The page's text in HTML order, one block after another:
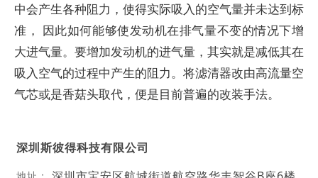
中会产生各种阻力，使得实际吸入的空气量并未达到标
准， 因此如何能够使发动机在排气量不变的情况下增
大进气量。要增加发动机的进气量，其实就是减低其在
吸入空气的过程中产生的阻力。将滤清器改由高流量空
气芯或是香菇头取代，便是目前普遍的改装手法。
深圳斯彼得科技有限公司
地址：